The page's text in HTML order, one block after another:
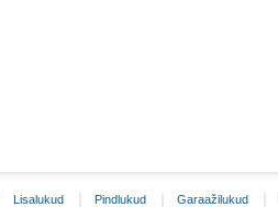
Lisalukud Pindlukud Garaažilukud